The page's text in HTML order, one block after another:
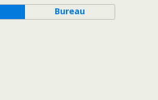
Bureau